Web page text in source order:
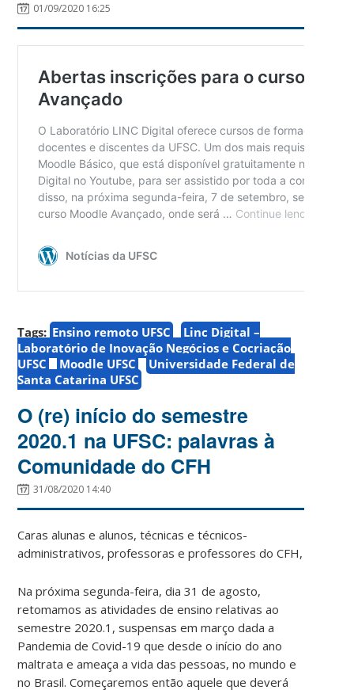
01/09/2020 16:25
Tags: Ensino remoto UFSC
Linc Digital –
Laboratório de Inovação Negócios e Cocriação
UFSC
Moodle UFSC
Universidade Federal de
Santa Catarina UFSC
O (re) início do semestre
2020.1 na UFSC: palavras à
Comunidade do CFH
31/08/2020 14:40
Caras alunas e alunos, técnicas e técnicos-
administrativos, professoras e professores do CFH,
Na próxima segunda-feira, dia 31 de agosto,
retomamos as atividades de ensino relativas ao
semestre 2020.1, suspensas em março dada a
Pandemia de Covid-19 que desde o início do ano
maltrata e ameaça a vida das pessoas, no mundo e
no Brasil. Começaremos então aquele que deverá